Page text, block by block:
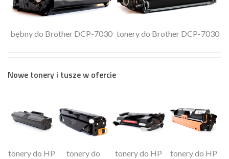
bębny do Brother DCP-7030 tonery do Brother DCP-7030
Nowe tonery i tusze w ofercie
tonery do HP
tonery do
tonery do HP
tonery do HP